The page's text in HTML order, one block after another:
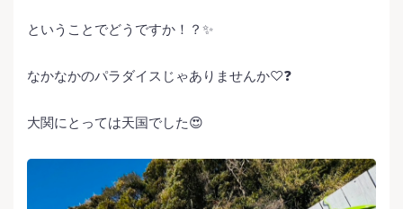
ということでどうですか！？✨
なかなかのパラダイスじゃありませんか♡❓
大関にとっては天国でした😍